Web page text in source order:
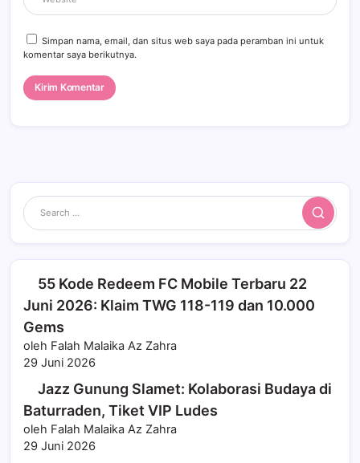
Simpan nama, email, dan situs web saya pada peramban ini untuk
komentar saya berikutnya.
Search
55 Kode Redeem FC Mobile Terbaru 22
Juni 2026: Klaim TWG 118-119 dan 10.000
Gems
oleh Falah Malaika Az Zahra
29 Juni 2026
Jazz Gunung Slamet: Kolaborasi Budaya di
Baturraden, Tiket VIP Ludes
oleh Falah Malaika Az Zahra
29 Juni 2026